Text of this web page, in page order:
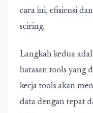
cara ini, efisiensi
seiring.
Langkah kedua
batasan tools yang
kerja tools akan
data dengan tepat